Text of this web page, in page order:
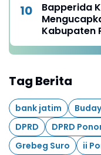
Bapperida
Kabupaten
1496 - 11
Tag Berita
bank jatim
DPRD
DPRD
Grebeg Suro
ii